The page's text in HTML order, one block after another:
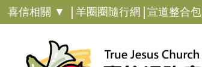
喜信相關 ▼ | 羊圈圈隨行網 | 宣道整合包